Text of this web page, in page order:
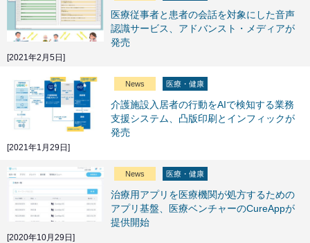
医療従事者と患者の会話を対象にした音声
認識サービス、アドバンスト・メディアが
発売
[2021年2月5日]
News 医療・健康
介護施設入居者の行動をAIで検知する業務
支援システム、凸版印刷とインフィックが
発売
[2021年1月29日]
News 医療・健康
治療用アプリを医療機関が処方するための
アプリ基盤、医療ベンチャーのCureAppが
提供開始
[2020年10月29日]